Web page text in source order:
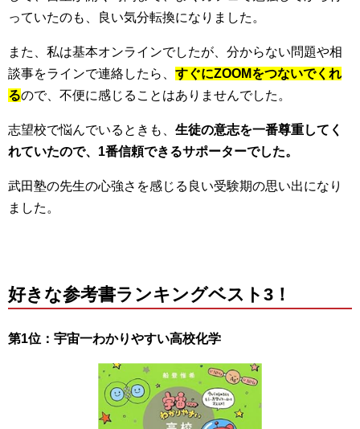
っていたのも、良い気分転換になりました。
また、私は基本オンラインでしたが、分からない問題や相
談事をラインで連絡したら、 すぐにZOOMをつないでくれ
るので、不便に感じることはありませんでした。
志望校で悩んでいるときも、 生徒の意志を一番尊重してく
れていたので、1番信頼できるサポーターでした。
武田塾の先生の心強さを感じる良い受験期の思い出になり
ました。
好きな参考書ランキングベスト3！
第1位：宇宙一わかりやすい高校化学